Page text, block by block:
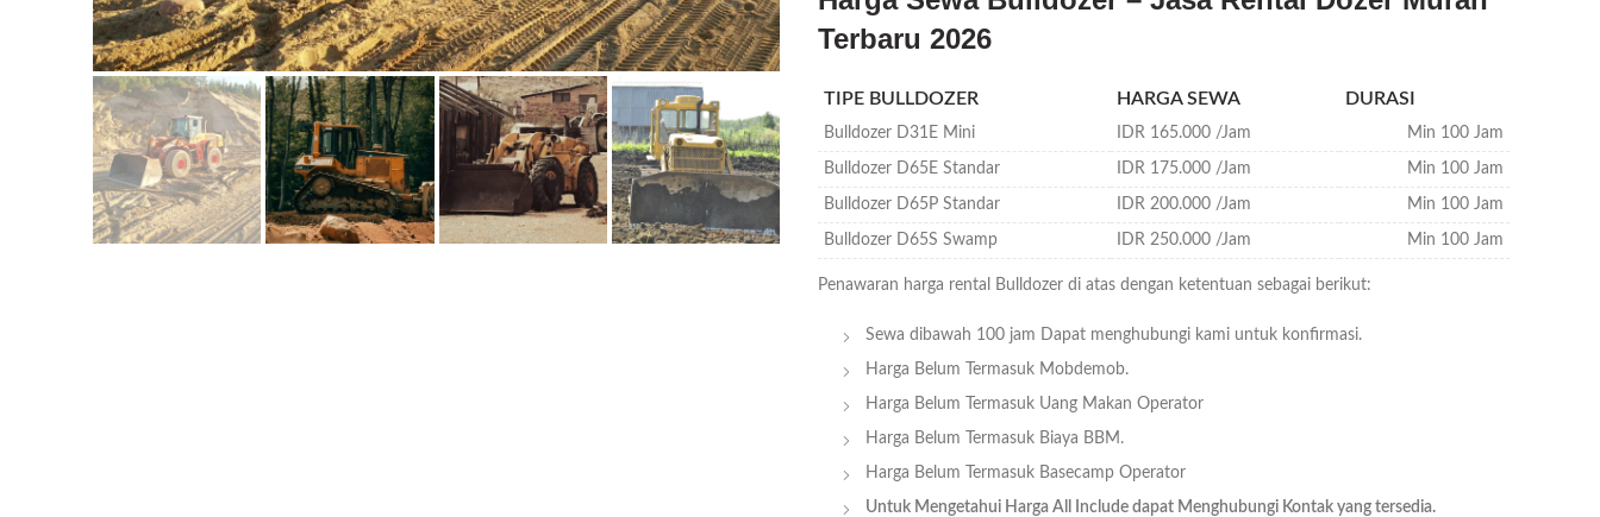
Terbaru 2026
TIPE BULLDOZER HARGA SEWA DURASI
Bulldozer D31E Mini IDR 165.000 /Jam Min 100 Jam
Bulldozer D65E Standar IDR 175.000 /Jam Min 100 Jam
Bulldozer D65P Standar IDR 200.000 /Jam Min 100 Jam
Bulldozer D65S Swamp IDR 250.000 /Jam Min 100 Jam
Penawaran harga rental Bulldozer di atas dengan ketentuan sebagai berikut:
Sewa dibawah 100 jam Dapat menghubungi kami untuk konfirmasi.
Harga Belum Termasuk Mobdemob.
Harga Belum Termasuk Uang Makan Operator
Harga Belum Termasuk Biaya BBM.
Harga Belum Termasuk Basecamp Operator
Untuk Mengetahui Harga All Include dapat Menghubungi Kontak yang tersedia.